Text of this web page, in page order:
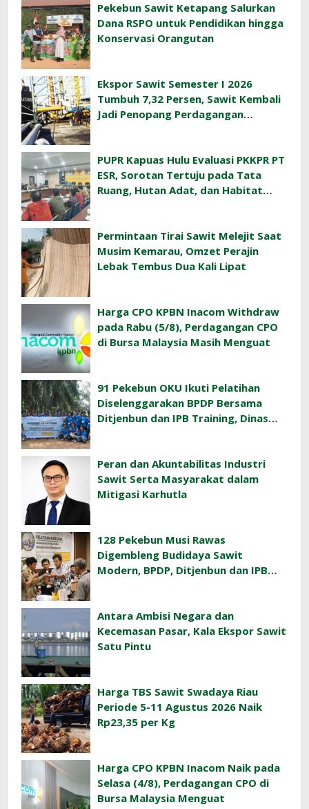
Pekebun Sawit Ketapang Salurkan
Dana RSPO untuk Pendidikan hingga
Konservasi Orangutan
Ekspor Sawit Semester I 2026
Tumbuh 7,32 Persen, Sawit Kembali
Jadi Penopang Perdagangan
PUPR Kapuas Hulu Evaluasi PKKPR PT
ESR, Sorotan Tertuju pada Tata
Ruang, Hutan Adat, dan Habitat
Permintaan Tirai Sawit Melejit Saat
Musim Kemarau, Omzet Perajin
Lebak Tembus Dua Kali Lipat
Harga CPO KPBN Inacom Withdraw
pada Rabu (5/8), Perdagangan CPO
di Bursa Malaysia Masih Menguat
91 Pekebun OKU Ikuti Pelatihan
Diselenggarakan BPDP Bersama
Ditjenbun dan IPB Training, Dinas
Peran dan Akuntabilitas Industri
Sawit Serta Masyarakat dalam
Mitigasi Karhutla
128 Pekebun Musi Rawas
Digembleng Budidaya Sawit
Modern, BPDP, Ditjenbun dan IPB
Antara Ambisi Negara dan
Kecemasan Pasar, Kala Ekspor Sawit
Satu Pintu
Harga TBS Sawit Swadaya Riau
Periode 5-11 Agustus 2026 Naik
Rp23,35 per Kg
Harga CPO KPBN Inacom Naik pada
Selasa (4/8), Perdagangan CPO di
Bursa Malaysia Menguat